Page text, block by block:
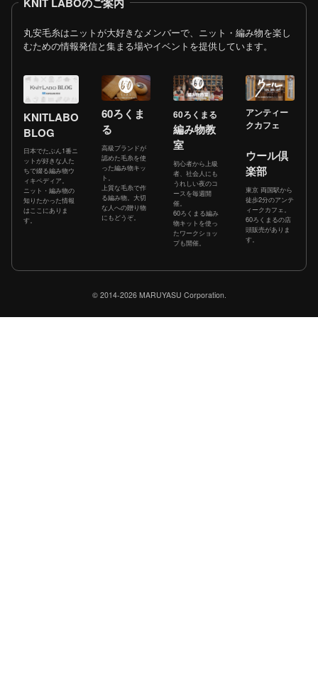
丸安毛糸はニットが大好きなメンバーで、ニット・編み物を楽し
むための情報発信と集まる場やイベントを提供しています。
KNITLABO
BLOG
日本でたぶん1番ニ
ットが好きな人た
ちで綴る編み物ウ
ィキペディア。
ニット・編み物の
知りたかった情報
はここにありま
す。
60ろくま
る
高級ブランドが
認めた毛糸を使
った編み物キッ
ト。
上質な毛糸で作
る編み物。大切
な人への贈り物
にもどうぞ。
60ろくまる
編み物教
室
初心者から上級
者、社会人にも
うれしい夜のコ
ースを毎週開
催。
60ろくまる編み
物キットを使っ
たワークショッ
プも開催。
アンティー
クカフェ
ウール倶
楽部
東京 両国駅から
徒歩2分のアンテ
ィークカフェ。
60ろくまるの店
頭販売がありま
す。
© 2014-2026 MARUYASU Corporation.